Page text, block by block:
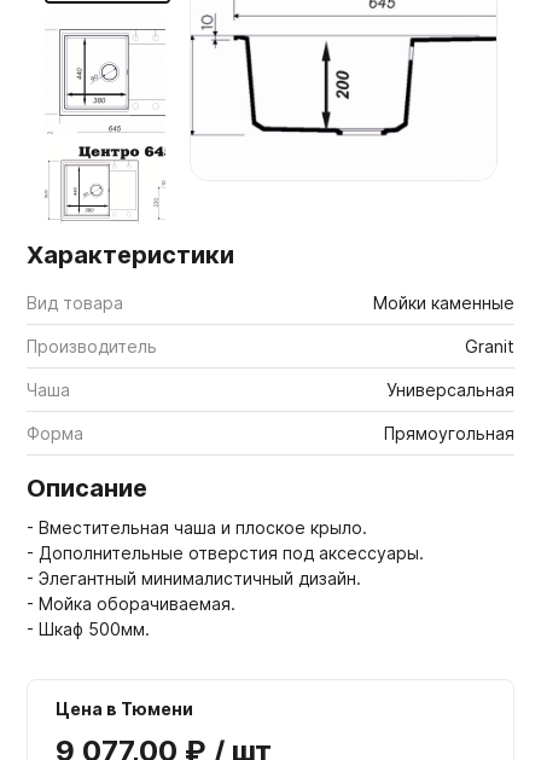
Мебельные образцы, каталоги
Характеристики
Вид товара Мойки каменные
Производитель Granit
Чаша Универсальная
Форма Прямоугольная
Описание
- Вместительная чаша и плоское крыло.
- Дополнительные отверстия под аксессуары.
- Элегантный минималистичный дизайн.
- Мойка оборачиваемая.
- Шкаф 500мм.
Цена в Тюмени
9 077,00 ₽ / шт